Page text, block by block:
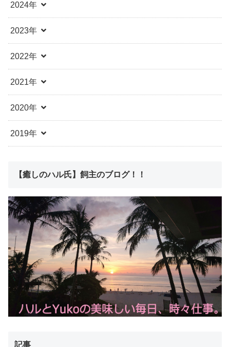
2024年
2023年
2022年
2021年
2020年
2019年
【癒しのハル氏】飼主のブログ！！
記事